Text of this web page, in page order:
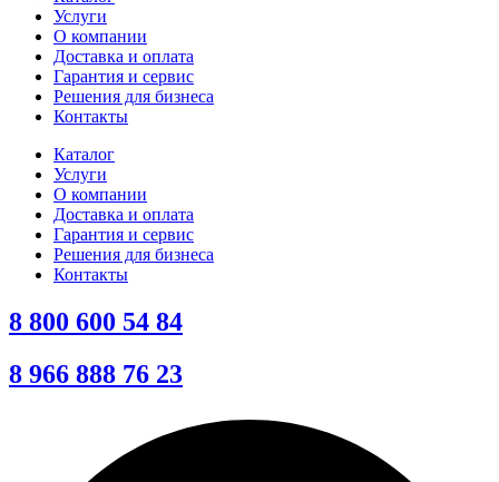
Услуги
О компании
Доставка и оплата
Гарантия и сервис
Решения для бизнеса
Контакты
Каталог
Услуги
О компании
Доставка и оплата
Гарантия и сервис
Решения для бизнеса
Контакты
8 800 600 54 84
8 966 888 76 23